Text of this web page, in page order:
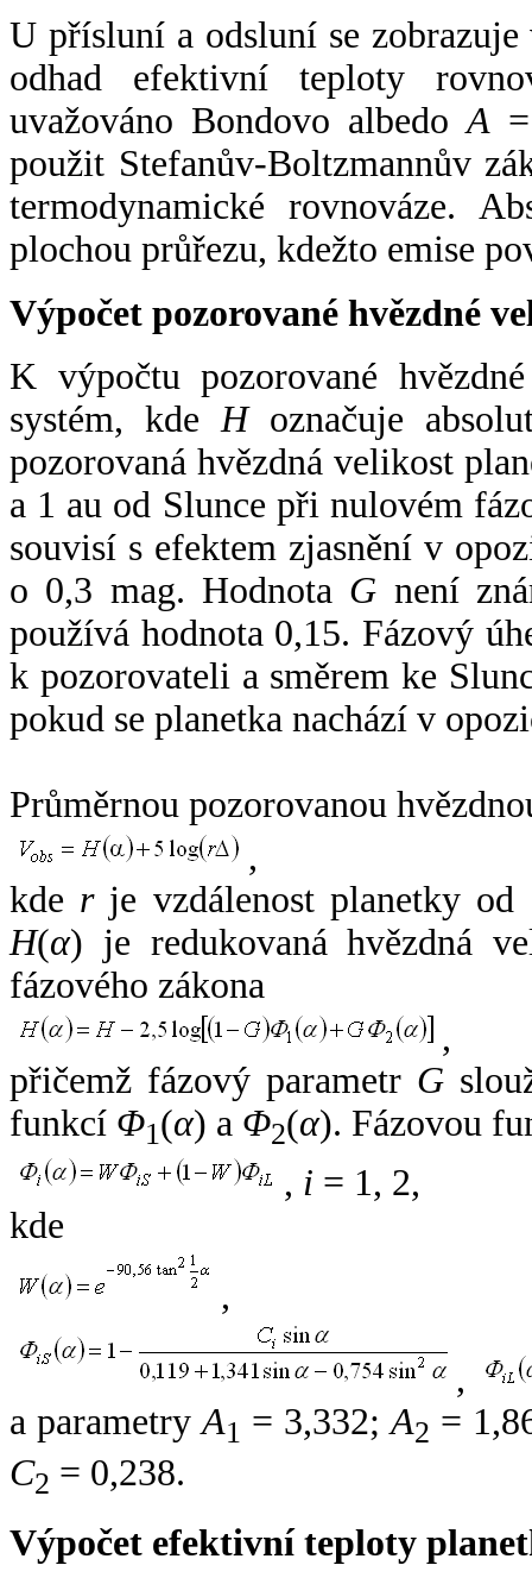
U přísluní a odsluní se
odhad efektivní teploty
uvažováno Bondovo albedoA
použit Stefanův-Boltzmannův
termodynamické rovnováze.
plochou průřezu, kdežto emise
Výpočet pozorované hvězdné
K výpočtu pozorované
systém, kde Hoznačuje
pozorovaná hvězdná velikost
a 1 au od Slunce při nulovém
souvisí s efektem zjasnění v
o 0,3 mag. Hodnota G není
používá hodnota 0,15. Fázový
k pozorovateli a směrem ke
pokud se planetka nachází v
Průměrnou pozorovanou
,
kde rje vzdálenost planetky od
H(α) je redukovaná hvězdná
fázového zákona
,
přičemž fázový parametr G
funkcí Φ1(α) a Φ2(α). Fázovou
, i = 1, 2,
kde
,
,
a parametryA1 = 3,332;A2 =
C2 = 0,238.
Výpočet efektivní teploty